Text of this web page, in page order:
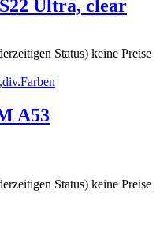
Ultra, clear
Status) keine Preise
A53
Status) keine Preise